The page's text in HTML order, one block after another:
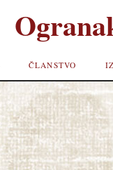
ČLANSTVO